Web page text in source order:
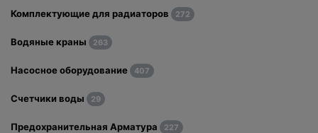
Комплектующие для радиаторов 272
Водяные краны 263
Насосное оборудование 407
Счетчики воды 29
Предохранительная Арматура 227